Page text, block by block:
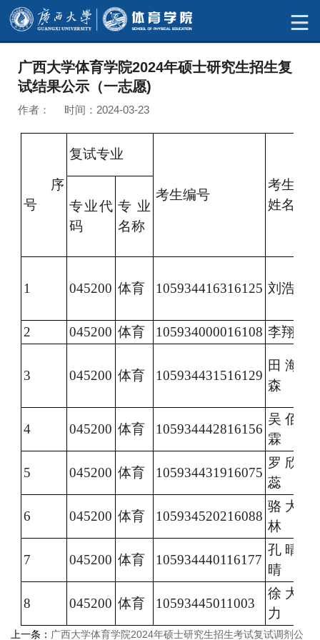
广西大学体育学院2024年硕士研究生招生复
试结果公示（一志愿)
作者： 时间：2024-03-23
序
号
复试专业
考生编号
考生
姓名
专业代
码
专业
名称
1 045200 体育 105934416316125 刘浩
2 045200 体育 105934000016108 李翔
3 045200 体育 105934431516129
田海
森
4 045200 体育 105934442816156
吴佰
霖
5 045200 体育 105934431916075
罗欣
蕊
6 045200 体育 105934520216088
骆大
林
7 045200 体育 105934440116177
孔晴
晴
8 045200 体育 10593445011003
徐大
力
上一条： 广西大学体育学院2024年硕士研究生招生考试复试调剂公